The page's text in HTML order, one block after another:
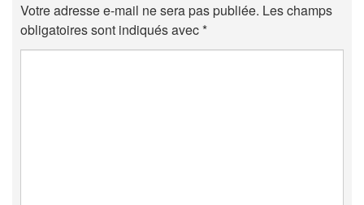
Votre adresse e-mail ne sera pas publiée. Les champs
obligatoires sont indiqués avec*